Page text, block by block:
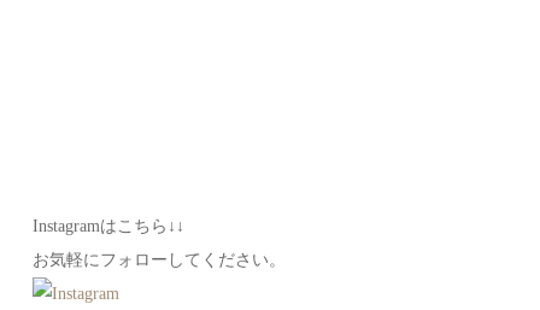
Instagramはこちら↓↓
お気軽にフォローしてください。